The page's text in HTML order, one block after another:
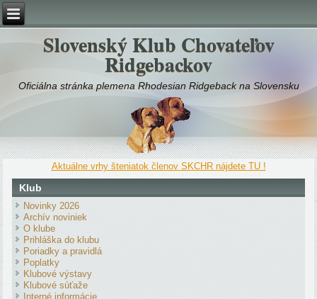
Slovenský Klub Chovateľov
Ridgebackov
Oficiálna stránka plemena Rhodesian Ridgeback na Slovensku
Aktuálne vrhy šteniatok členov SKCHR nájdete TU !
Klub
Novinky 2026
Archív noviniek
O klube
Prihláška do klubu
Poriadky a pravidlá
Poplatky
Klubové výstavy
Klubové súťaže
Interné informácie